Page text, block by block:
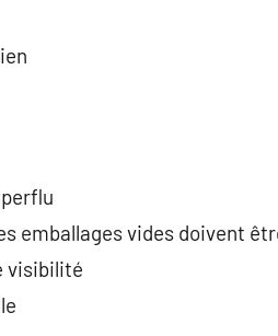
emballages vides doivent
visibilité